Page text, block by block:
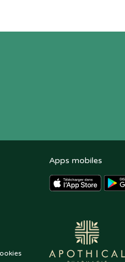
Apps mobiles